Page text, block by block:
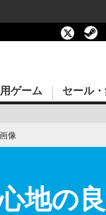
ゲーム セール
像
地の